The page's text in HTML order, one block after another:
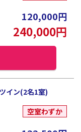
120,000円
240,000円
イン(2名1室)
空室わずか